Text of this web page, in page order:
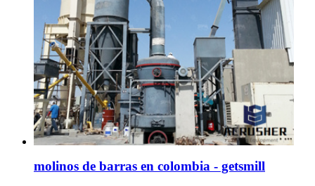
molinos de barras en colombia - getsmill